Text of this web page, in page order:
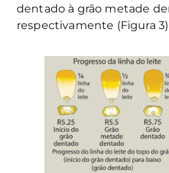
dentado à grão metade
respectivamente (Figura